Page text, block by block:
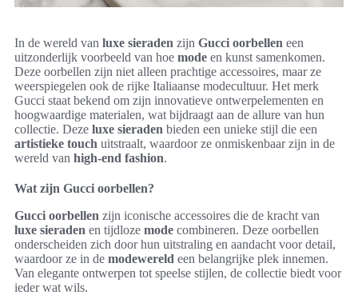
In de wereld van luxe sieraden zijn Gucci oorbellen een
uitzonderlijk voorbeeld van hoe mode en kunst samenkomen.
Deze oorbellen zijn niet alleen prachtige accessoires, maar ze
weerspiegelen ook de rijke Italiaanse modecultuur. Het merk
Gucci staat bekend om zijn innovatieve ontwerpelementen en
hoogwaardige materialen, wat bijdraagt aan de allure van hun
collectie. Deze luxe sieraden bieden een unieke stijl die een
artistieke touch uitstraalt, waardoor ze onmiskenbaar zijn in de
wereld van high-end fashion.
Wat zijn Gucci oorbellen?
Gucci oorbellen zijn iconische accessoires die de kracht van
luxe sieraden en tijdloze mode combineren. Deze oorbellen
onderscheiden zich door hun uitstraling en aandacht voor detail,
waardoor ze in de modewereld een belangrijke plek innemen.
Van elegante ontwerpen tot speelse stijlen, de collectie biedt voor
ieder wat wils.